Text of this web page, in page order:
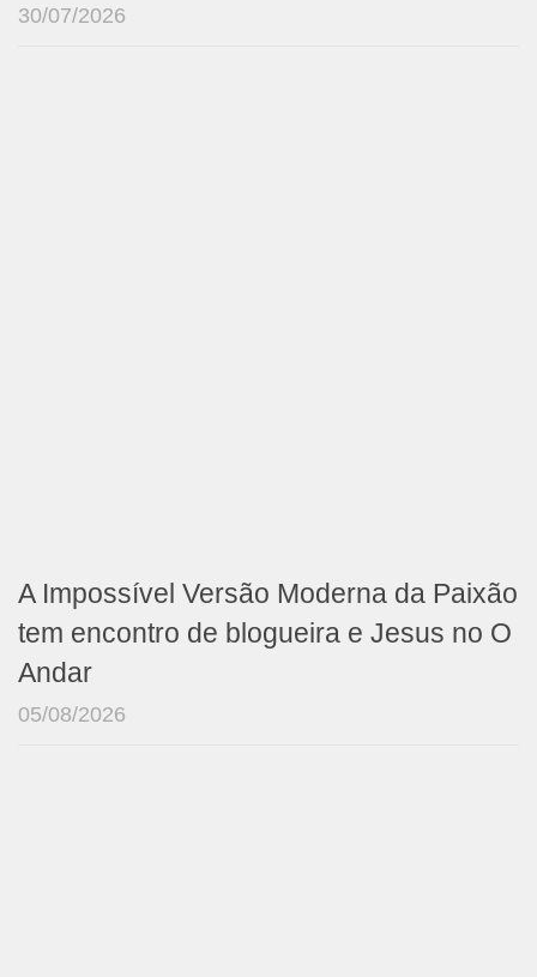
30/07/2026
A Impossível Versão Moderna da Paixão
tem encontro de blogueira e Jesus no O
Andar
05/08/2026